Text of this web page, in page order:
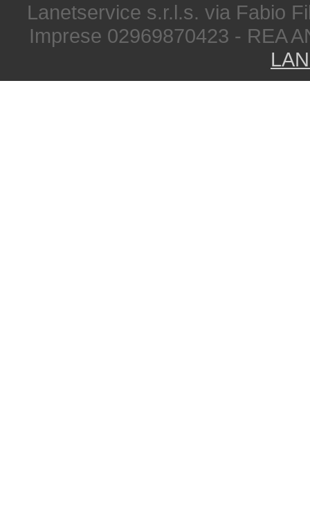
Lanetservice s.r.l.s. via Fabio
Imprese 02969870423 - REA